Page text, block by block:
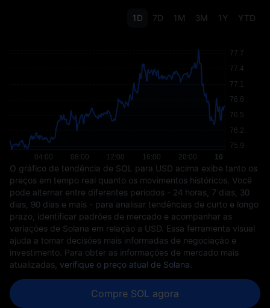
1D 7D 1M 3M 1Y YTD
O gráfico de tendência de SOL para USD acima exibe tanto os
preços em tempo real quanto os movimentos históricos. Você
pode alternar entre diferentes períodos - 24 horas, 7 dias, 30
dias, 90 dias e mais - para analisar tendências de curto e longo
prazo, identificar padrões de mercado e acompanhar as
variações de Solana em relação a USD. Essa ferramenta visual
ajuda a tomar decisões mais informadas de negociação e
investimento. Para obter as informações de mercado mais
atualizadas, verifique o preço atual de Solana.
Compre SOL agora